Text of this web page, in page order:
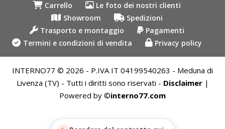
Carrello
Le foto dei nostri clienti
Showroom
Spedizioni
Trasporto e montaggio
Pagamenti
Termini e condizioni di vendita
Privacy policy
INTERNO77 © 2026 - P.IVA IT 04199540263 - Meduna di
Livenza (TV) - Tutti i diritti sono riservati - Disclaimer|
Powered by ©interno77.com